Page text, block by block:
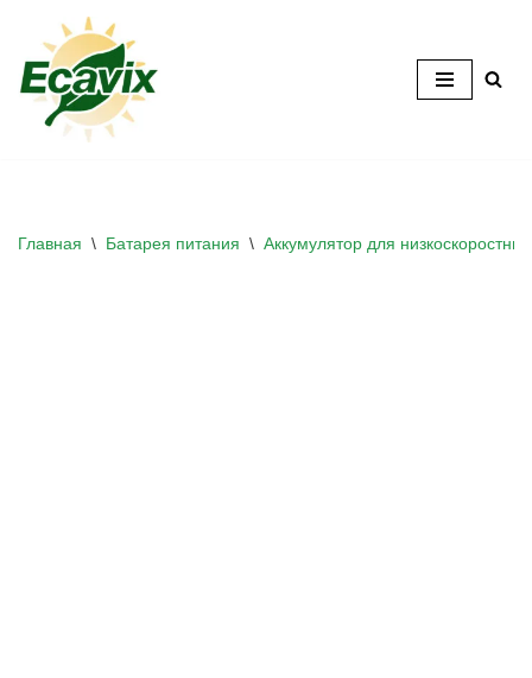
Перейти
к
содержанию
Главная \ Батарея питания \ Аккумулятор для